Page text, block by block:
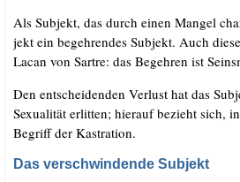
Als Sub­jekt, das durch einen Man­gel
jekt ein begeh­ren­des Sub­jekt. Auch
Lacan von Sart­re: das Begeh­ren ist
Den ent­schei­den­den Ver­lust hat das
Sexua­li­tät erlit­ten; hier­auf bezieht sich,
Begriff der Kastration.
Das verschwindende Subjekt